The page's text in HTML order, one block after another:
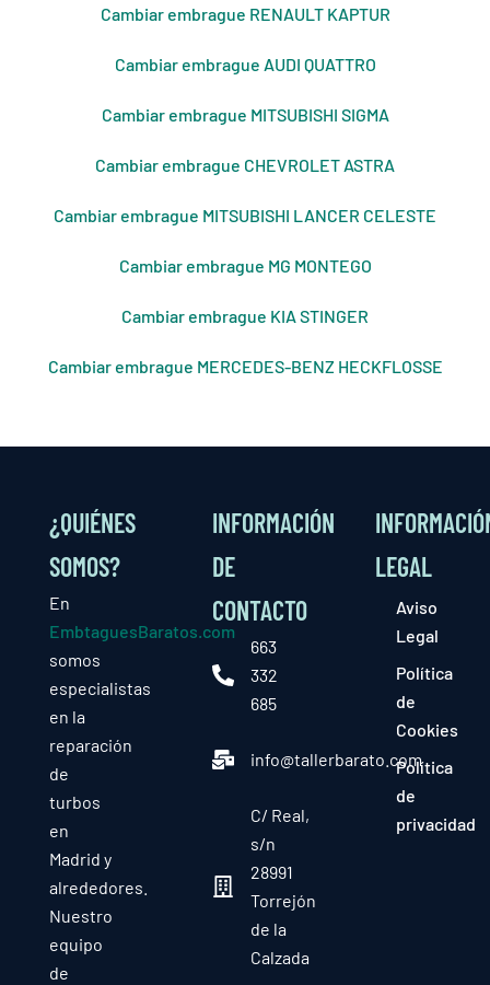
Cambiar embrague RENAULT KAPTUR
Cambiar embrague AUDI QUATTRO
Cambiar embrague MITSUBISHI SIGMA
Cambiar embrague CHEVROLET ASTRA
Cambiar embrague MITSUBISHI LANCER CELESTE
Cambiar embrague MG MONTEGO
Cambiar embrague KIA STINGER
Cambiar embrague MERCEDES-BENZ HECKFLOSSE
¿QUIÉNES
SOMOS?
En
EmbtaguesBaratos.com
somos
especialistas
en la
reparación
de
turbos
en
Madrid y
alrededores.
Nuestro
equipo
de
INFORMACIÓN
DE
CONTACTO
663
332
685
info@tallerbarato.com
C/ Real,
s/n
28991
Torrejón
de la
Calzada
LEGAL
Aviso
Legal
Política
de
Cookies
Política
de
privacidad